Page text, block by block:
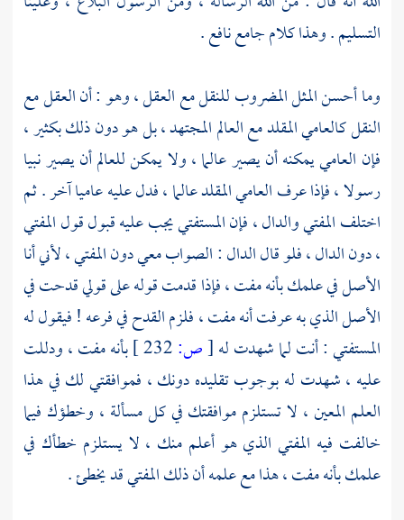
التسليم . وهذا كلام جامع نافع .
وما أحسن المثل المضروب للنقل مع العقل ، وهو : أن العقل مع
النقل كالعامي المقلد مع العالم المجتهد ، بل هو دون ذلك بكثير ،
فإن العامي يمكنه أن يصير عالما ، ولا يمكن للعالم أن يصير نبيا
رسولا ، فإذا عرف العامي المقلد عالما ، فدل عليه عاميا آخر . ثم
اختلف المفتي والدال ، فإن المستفتي يجب عليه قبول قول المفتي
، دون الدال ، فلو قال الدال : الصواب معي دون المفتي ، لأني أنا
الأصل في علمك بأنه مفت ، فإذا قدمت قوله على قولي قدحت في
الأصل الذي به عرفت أنه مفت ، فلزم القدح في فرعه ! فيقول له
المستفتي : أنت لما شهدت له[ص:
بأنه مفت ، ودللت
عليه ، شهدت له بوجوب تقليده دونك ، فموافقتي لك في هذا
العلم المعين ، لا تستلزم موافقتك في كل مسألة ، وخطؤك فيما
خالفت فيه المفتي الذي هو أعلم منك ، لا يستلزم خطأك في
علمك بأنه مفت ، هذا مع علمه أن ذلك المفتي قد يخطئ .